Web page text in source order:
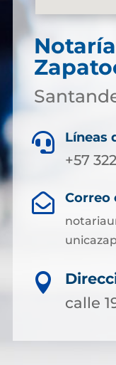
 Líneas
+57
 Correo

calle